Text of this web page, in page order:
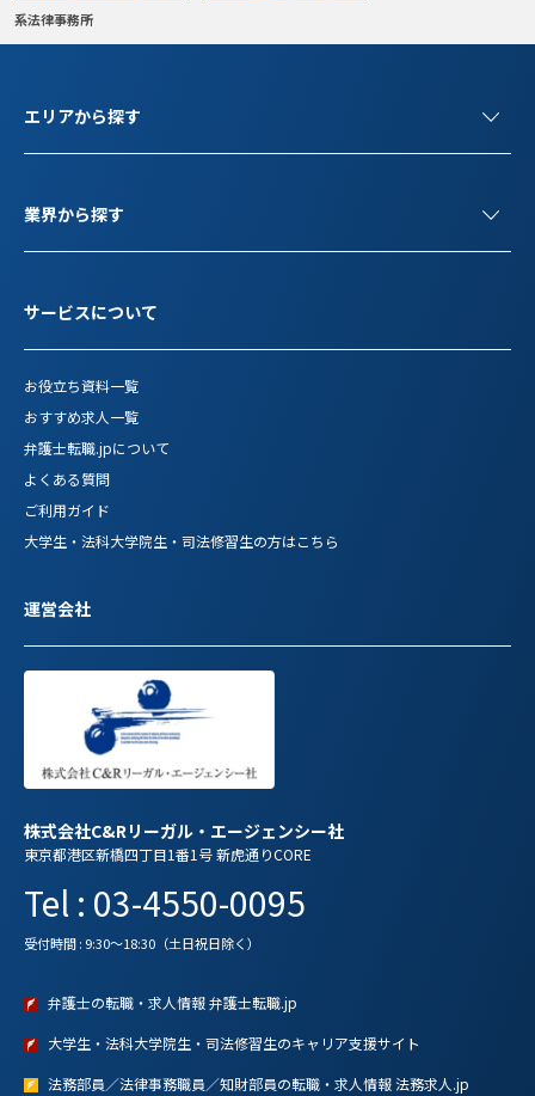
系法律事務所
エリアから探す
業界から探す
サービスについて
お役立ち資料一覧
おすすめ求人一覧
弁護士転職.jpについて
よくある質問
ご利用ガイド
大学生・法科大学院生・司法修習生の方はこちら
運営会社
株式会社C&Rリーガル・エージェンシー社
東京都港区新橋四丁目1番1号 新虎通りCORE
Tel : 03-4550-0095
受付時間 : 9:30～18:30（土日祝日除く）
弁護士の転職・求人情報 弁護士転職.jp
大学生・法科大学院生・司法修習生のキャリア支援サイト
法務部員／法律事務職員／知財部員の転職・求人情報 法務求人.jp